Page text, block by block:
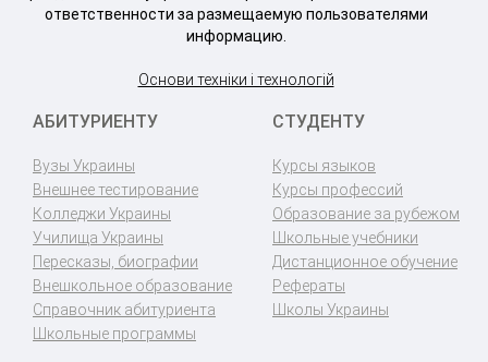
ответственности за размещаемую пользователями
информацию.
Основи техніки і технологій
АБИТУРИЕНТУ
Вузы Украины
Внешнее тестирование
Колледжи Украины
Училища Украины
Пересказы, биографии
Внешкольное образование
Справочник абитуриента
Школьные программы
СТУДЕНТУ
Курсы языков
Курсы профессий
Образование за рубежом
Школьные учебники
Дистанционное обучение
Рефераты
Школы Украины